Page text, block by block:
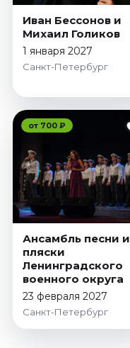
Иван Бессонов и
Михаил Голиков
1 января 2027
Санкт-Петербург
от 700 ₽
Ансамбль песни и
пляски
Ленинградского
военного округа
23 февраля 2027
Санкт-Петербург